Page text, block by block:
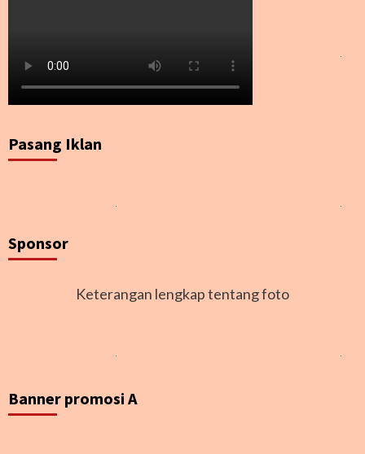
Pasang Iklan
Sponsor
Keterangan lengkap tentang foto
Banner promosi A